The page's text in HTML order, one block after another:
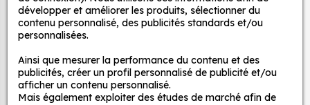
haute définition
Chaque affiche est produite avec des
rendu d’image précis et durable. Nos imprimantes
grand format sont calibrées pour reproduire
fidèlement les couleurs de votre fichier, qu’il
Nos sites
Mon Compte
développer et améliorer les produits, sélectionner du
contenu personnalisé, des publicités standards et/ou
personnalisées.
Ainsi que mesurer la performance du contenu et des
publicités, créer un profil personnalisé de publicité et/ou
afficher un contenu personnalisé.
Mais également exploiter des études de marché afin de